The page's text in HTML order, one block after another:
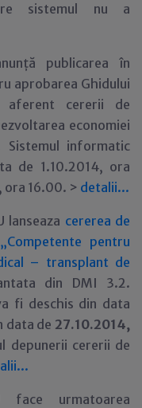
sistemul nu a
publicarea în
aprobarea Ghidului
aferent cererii de
economiei
Sistemul informatic
de 1.10.2014, ora
ora 16.00. > detalii...
lanseaza cererea de
pentru
– transplant de
din DMI 3.2.
fi deschis din data
data de 27.10.2014,
depunerii cererii de
...
face urmatoarea